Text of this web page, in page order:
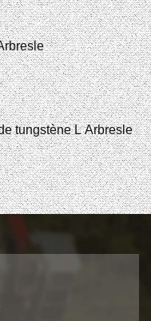
tungstène L Arbresle